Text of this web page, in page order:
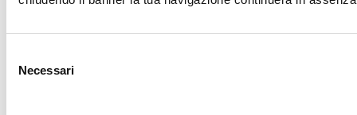
delNecessari
TRASPARENZA
MOBILE BANKING